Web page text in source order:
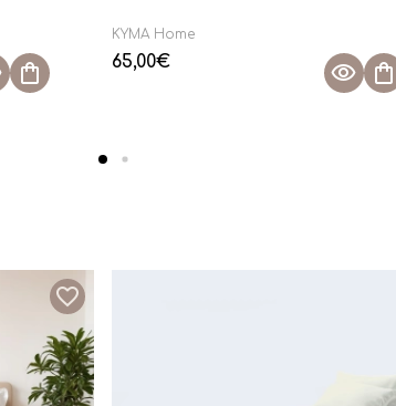
KYMA Home
65,00€